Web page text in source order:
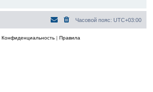
Часовой пояс: UTC+03:00
Конфиденциальность| Правила